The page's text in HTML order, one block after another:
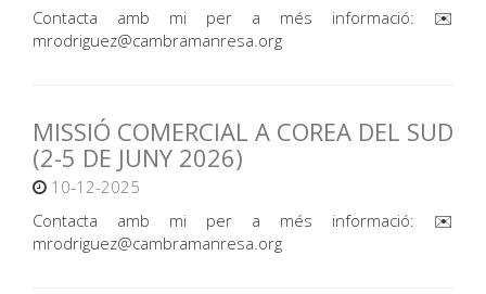
Contacta amb mi per a més informació: ✉️
mrodriguez@cambramanresa.org
MISSIÓ COMERCIAL A COREA DEL SUD
(2-5 DE JUNY 2026)
10-12-2025
Contacta amb mi per a més informació: ✉️
mrodriguez@cambramanresa.org